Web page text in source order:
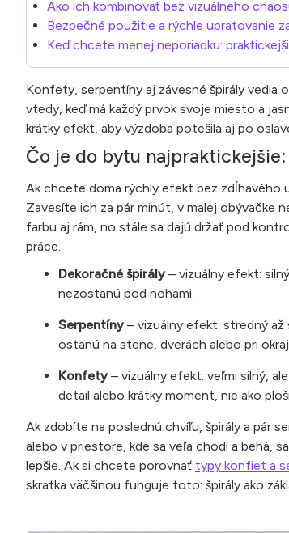
Ako ich kombinovať bez vizuálneho
Bezpečné použitie a rýchle upratovanie
Keď chcete menej neporiadku:
Konfety, serpentíny aj závesné špirály vedia
vtedy, keď má každý prvok svoje miesto a
krátky efekt, aby výzdoba potešila aj po
Čo je do bytu
Ak chcete doma rýchly efekt bez zdĺhavého
Zavesíte ich za pár minút, v malej obývačke
farbu aj rám, no stále sa dajú držať pod
práce.
Dekoračné špirály– vizuálny efekt:
nezostanú pod nohami.
Serpentíny– vizuálny efekt: stredný až
ostanú na stene, dverách alebo pri
Konfety– vizuálny efekt: veľmi silný,
detail alebo krátky moment, nie ako
Ak zdobíte na poslednú chvíľu, špirály a pár
alebo v priestore, kde sa veľa chodí a behá,
lepšie. Ak si chcete porovnať typy konfiet a
skratka väčšinou funguje toto: špirály ako